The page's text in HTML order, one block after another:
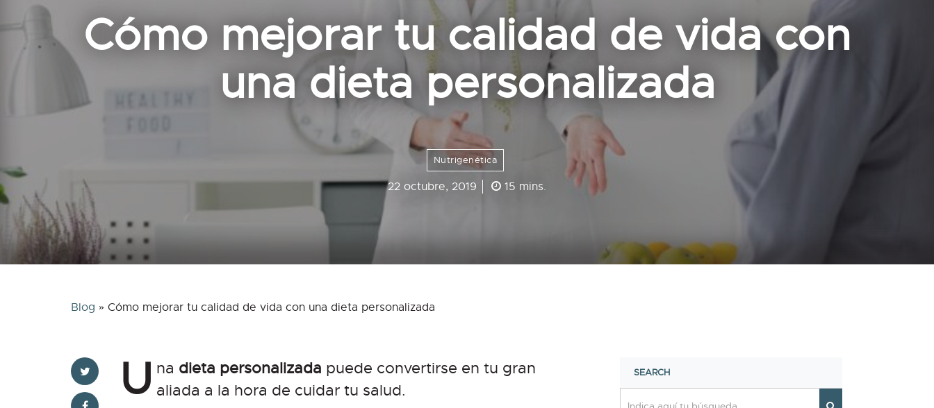
Cómo mejorar tu calidad de vida con
una dieta personalizada
Nutrigenética
22 octubre, 2019 15 mins.
Blog » Cómo mejorar tu calidad de vida con una dieta personalizada
U na dieta personalizada puede convertirse en tu gran
aliada a la hora de cuidar tu salud.
SEARCH